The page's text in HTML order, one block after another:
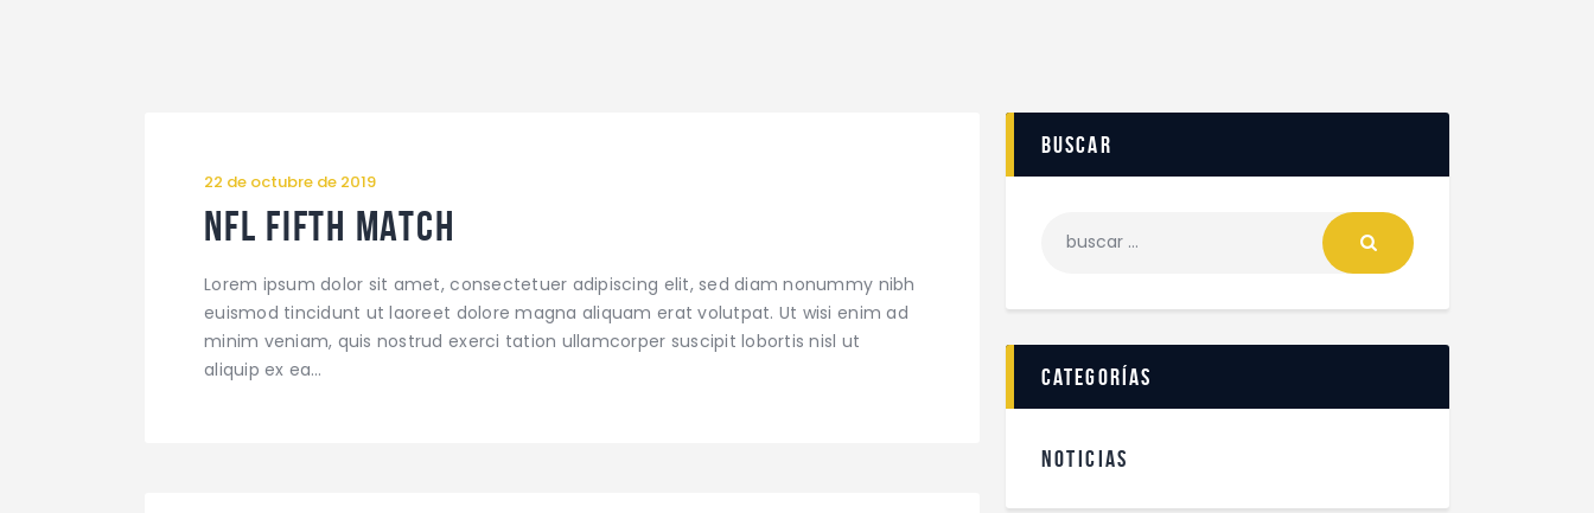
22 de octubre de 2019
NFL Fifth Match
Lorem ipsum dolor sit amet, consectetuer adipiscing elit, sed diam nonummy nibh
euismod tincidunt ut laoreet dolore magna aliquam erat volutpat. Ut wisi enim ad
minim veniam, quis nostrud exerci tation ullamcorper suscipit lobortis nisl ut
aliquip ex ea…
buscar
categorías
NOTICIAS